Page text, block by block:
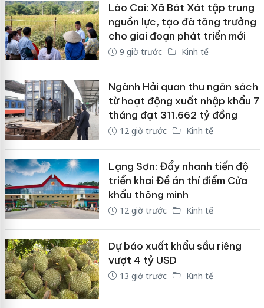
Lào Cai: Xã Bát Xát tập trung
nguồn lực, tạo đà tăng trưởng
cho giai đoạn phát triển mới
9 giờ trước Kinh tế
Ngành Hải quan thu ngân sách
từ hoạt động xuất nhập khẩu 7
tháng đạt 311.662 tỷ đồng
12 giờ trước Kinh tế
Lạng Sơn: Đẩy nhanh tiến độ
triển khai Đề án thí điểm Cửa
khẩu thông minh
12 giờ trước Kinh tế
Dự báo xuất khẩu sầu riêng
vượt 4 tỷ USD
13 giờ trước Kinh tế